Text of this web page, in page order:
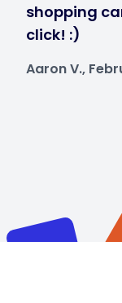
shopping
click! :)
Aaron V.,